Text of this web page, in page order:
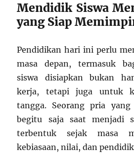
Mendidik Siswa
yang Siap
Pendidikan hari ini perlu
masa depan, termasuk
siswa disiapkan bukan
kerja, tetapi juga untuk
tangga. Seorang pria
begitu saja saat menjadi
terbentuk sejak masa
kebiasaan, nilai, dan